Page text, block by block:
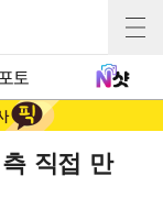
포토
직접 만